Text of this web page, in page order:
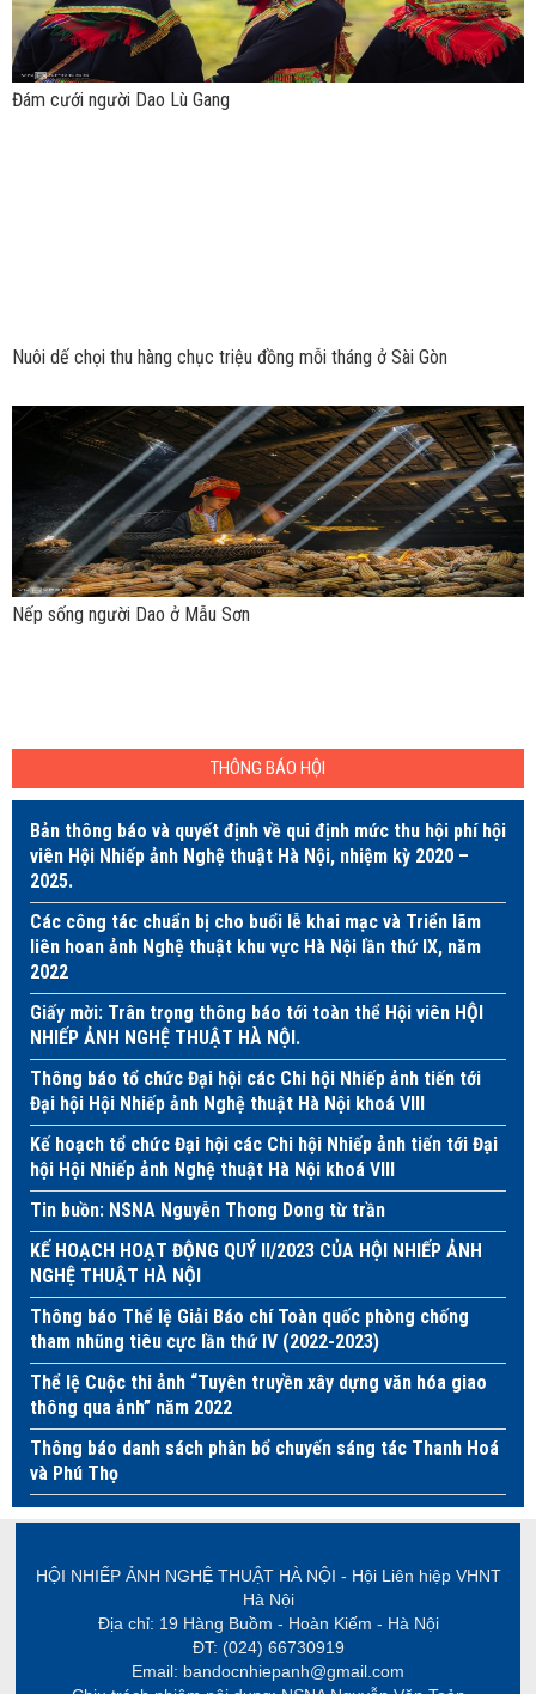
Đám cưới người Dao Lù Gang
Nuôi dế chọi thu hàng chục triệu đồng mỗi tháng ở Sài Gòn
Nếp sống người Dao ở Mẫu Sơn
THÔNG BÁO HỘI
Bản thông báo và quyết định về qui định mức thu hội phí hội
viên Hội Nhiếp ảnh Nghệ thuật Hà Nội, nhiệm kỳ 2020 –
2025.
Các công tác chuẩn bị cho buổi lễ khai mạc và Triển lãm
liên hoan ảnh Nghệ thuật khu vực Hà Nội lần thứ IX, năm
2022
Giấy mời: Trân trọng thông báo tới toàn thể Hội viên HỘI
NHIẾP ẢNH NGHỆ THUẬT HÀ NỘI.
Thông báo tổ chức Đại hội các Chi hội Nhiếp ảnh tiến tới
Đại hội Hội Nhiếp ảnh Nghệ thuật Hà Nội khoá VIII
Kế hoạch tổ chức Đại hội các Chi hội Nhiếp ảnh tiến tới Đại
hội Hội Nhiếp ảnh Nghệ thuật Hà Nội khoá VIII
Tin buồn: NSNA Nguyễn Thong Dong từ trần
KẾ HOẠCH HOẠT ĐỘNG QUÝ II/2023 CỦA HỘI NHIẾP ẢNH
NGHỆ THUẬT HÀ NỘI
Thông báo Thể lệ Giải Báo chí Toàn quốc phòng chống
tham nhũng tiêu cực lần thứ IV (2022-2023)
Thể lệ Cuộc thi ảnh “Tuyên truyền xây dựng văn hóa giao
thông qua ảnh” năm 2022
Thông báo danh sách phân bổ chuyến sáng tác Thanh Hoá
và Phú Thọ
HỘI NHIẾP ẢNH NGHỆ THUẬT HÀ NỘI - Hội Liên hiệp VHNT
Hà Nội
Địa chỉ: 19 Hàng Buồm - Hoàn Kiếm - Hà Nội
ĐT: (024) 66730919
Email: bandocnhiepanh@gmail.com